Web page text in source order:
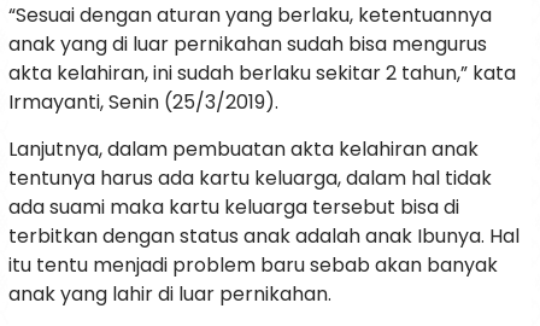
“Sesuai dengan aturan yang berlaku, ketentuannya
anak yang di luar pernikahan sudah bisa mengurus
akta kelahiran, ini sudah berlaku sekitar 2 tahun,” kata
Irmayanti, Senin (25/3/2019).
Lanjutnya, dalam pembuatan akta kelahiran anak
tentunya harus ada kartu keluarga, dalam hal tidak
ada suami maka kartu keluarga tersebut bisa di
terbitkan dengan status anak adalah anak Ibunya. Hal
itu tentu menjadi problem baru sebab akan banyak
anak yang lahir di luar pernikahan.